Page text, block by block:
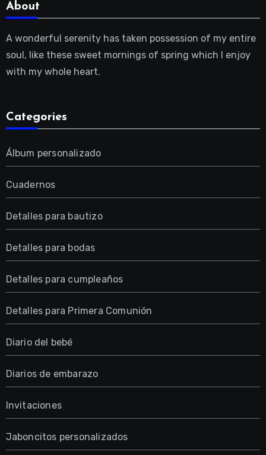
About
A wonderful serenity has taken possession of my entire
soul, like these sweet mornings of spring which I enjoy
with my whole heart.
Categories
Álbum personalizado
Cuadernos
Detalles para bautizo
Detalles para bodas
Detalles para cumpleaños
Detalles para Primera Comunión
Diario del bebé
Diarios de embarazo
Invitaciones
Jaboncitos personalizados